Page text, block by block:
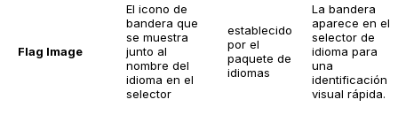
Flag Image
El icono de
bandera que
se muestra
junto al
nombre del
idioma en el
selector
establecido
por el
paquete de
idiomas
La bandera
aparece en el
selector de
idioma para
una
identificación
visual rápida.